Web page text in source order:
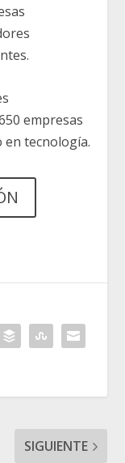
empresas
tecnología.
SIGUIENTE